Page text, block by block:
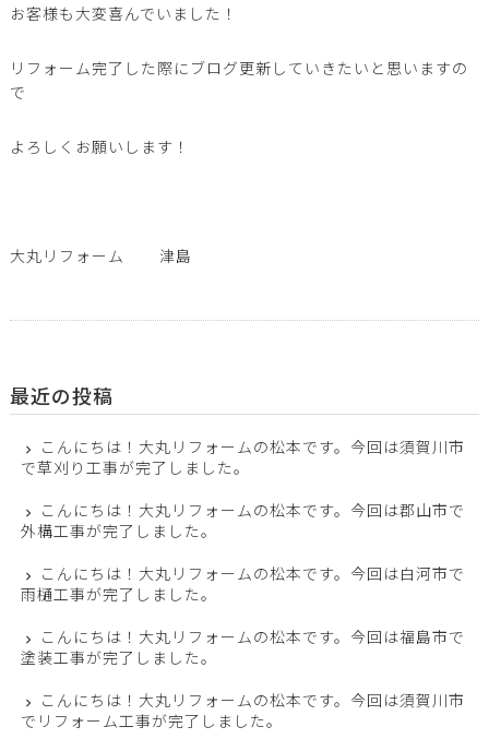
お客様も大変喜んでいました！
リフォーム完了した際にブログ更新していきたいと思いますの
で
よろしくお願いします！
大丸リフォーム 津島
最近の投稿
こんにちは！大丸リフォームの松本です。今回は須賀川市
で草刈り工事が完了しました。
こんにちは！大丸リフォームの松本です。今回は郡山市で
外構工事が完了しました。
こんにちは！大丸リフォームの松本です。今回は白河市で
雨樋工事が完了しました。
こんにちは！大丸リフォームの松本です。今回は福島市で
塗装工事が完了しました。
こんにちは！大丸リフォームの松本です。今回は須賀川市
でリフォーム工事が完了しました。